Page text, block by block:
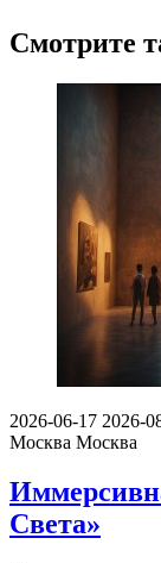
Смотрите
2026-06-17 2026-
Москва Москва
Света»